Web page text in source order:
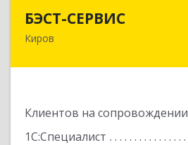
БЭСТ-СЕРВИС
Киров
Клиентов на сопровождении
1С:Специалист